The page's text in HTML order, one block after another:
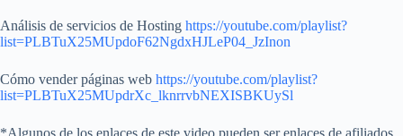
Análisis de servicios de Hosting https://youtube.com/playlist?
list=PLBTuX25MUpdoF62NgdxHJLeP04_JzInon
Cómo vender páginas web https://youtube.com/playlist?
list=PLBTuX25MUpdrXc_lknrrvbNEXISBKUySl
*Algunos de los enlaces de este video pueden ser enlaces de afiliados,